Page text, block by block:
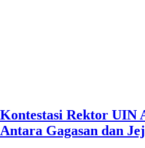
Kontestasi Rektor UIN
Antara Gagasan dan